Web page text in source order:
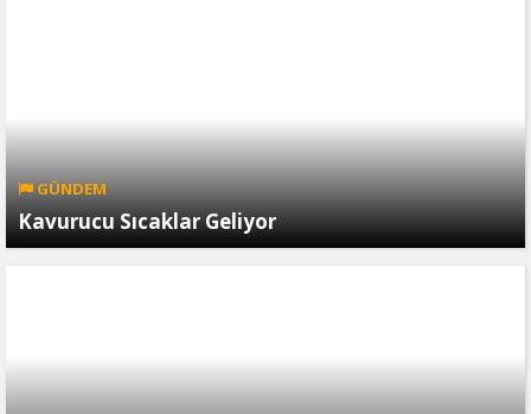
GÜNDEM
Kavurucu Sıcaklar Geliyor